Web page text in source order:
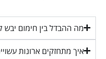
מה ההבדל בין חימום יבש
איך מתחזקים ארונות